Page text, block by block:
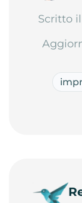
Scritto